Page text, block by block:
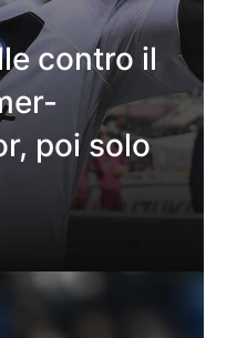
contro il
poi solo